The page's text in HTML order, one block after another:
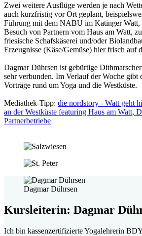
Zwei weitere Ausflüge werden je nach
auch kurzfristig vor Ort geplant,
Führung mit dem NABU im Katinger Watt,
Besuch von Partnern vom Haus am Watt,
friesische Schafskäserei und/oder
Erzeugnisse (Käse/Gemüse) hier frisch auf
Dagmar Dührsen ist gebürtige
sehr verbunden. Im Verlauf der Woche gibt
Vorträge rund um Yoga und die Westküste.
Mediathek-Tipp: die nordstory - Watt geht
an der Westküste featuring Haus am Watt,
Partnerbetriebe
Dagmar Dührsen
Kursleiterin: Dagmar
Ich bin kassenzertifizierte Yogalehrerin